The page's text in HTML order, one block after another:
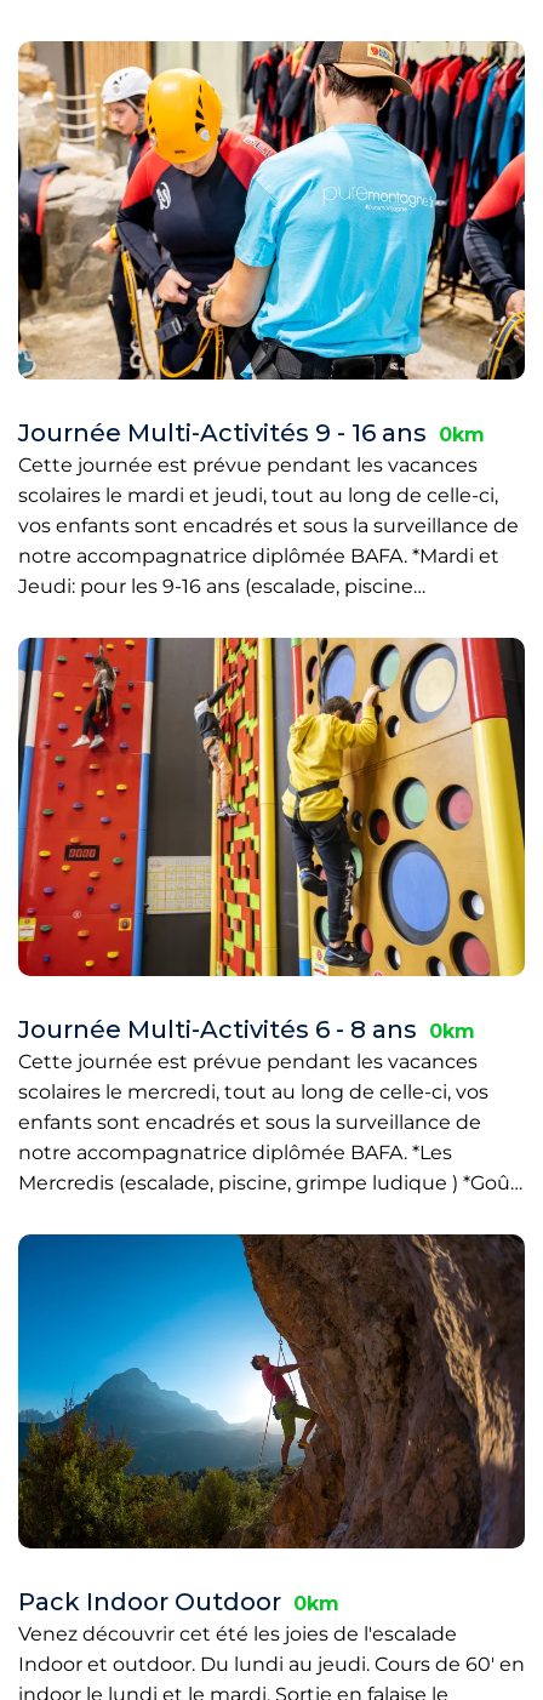
Journée Multi-Activités 9 - 16 ans
0km
Cette journée est prévue pendant les vacances
scolaires le mardi et jeudi, tout au long de celle-ci,
vos enfants sont encadrés et sous la surveillance de
notre accompagnatrice diplômée BAFA. *Mardi et
Jeudi: pour les 9-16 ans (escalade, piscine…
Journée Multi-Activités 6 - 8 ans
0km
Cette journée est prévue pendant les vacances
scolaires le mercredi, tout au long de celle-ci, vos
enfants sont encadrés et sous la surveillance de
notre accompagnatrice diplômée BAFA. *Les
Mercredis (escalade, piscine, grimpe ludique ) *Goû…
Pack Indoor Outdoor 0km
Venez découvrir cet été les joies de l'escalade
Indoor et outdoor. Du lundi au jeudi. Cours de 60' en
indoor le lundi et le mardi. Sortie en falaise le